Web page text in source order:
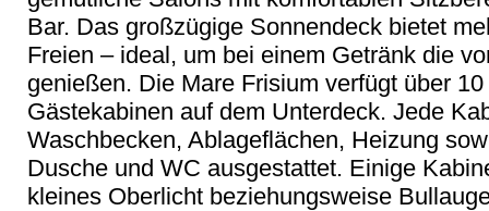
Bar. Das großzügige Sonnendeck bietet
Freien – ideal, um bei einem Getränk die
genießen. Die Mare Frisium verfügt über
Gästekabinen auf dem Unterdeck. Jede
Waschbecken, Ablageflächen, Heizung
Dusche und WC ausgestattet. Einige
kleines Oberlicht beziehungsweise